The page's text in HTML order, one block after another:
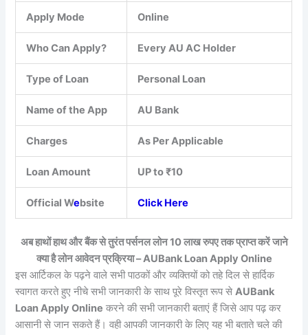
Apply Mode Online
Who Can Apply? Every AU AC Holder
Type of Loan Personal Loan
Name of the App AU Bank
Charges As Per Applicable
Loan Amount UP to ₹10
Official Website Click Here
अब हाथों हाथ और बैंक से तुरंत पर्सनल लोन 10 लाख रुपए तक प्राप्त करें जाने
क्या है लोन आवेदन प्रक्रिया – AUBank Loan Apply Online
इस आर्टिकल के पढ़ने वाले सभी पाठकों और व्यक्तियों को तहे दिल से हार्दिक
स्वागत करते हुए नीचे सभी जानकारी के साथ पूरे विस्तृत रूप सेAUBank
Loan Apply Online करने की सभी जानकारी बताएं हैं जिसे आप पढ़ कर
आसानी से जान सकते हैं। वही आपकी जानकारी के लिए यह भी बताते चले की